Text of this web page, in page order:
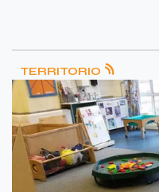
TERRITORIO